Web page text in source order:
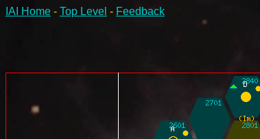
IAI Home - Top Level - Feedback